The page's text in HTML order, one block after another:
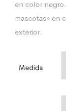
en color
mascotas» en
exterior.
Medida